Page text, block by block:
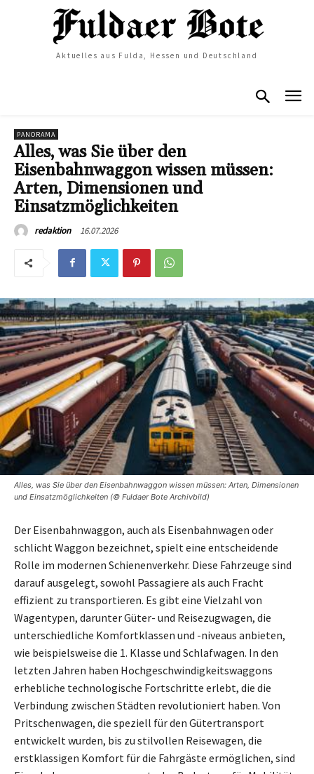
Aktuelles aus Fulda, Hessen und Deutschland
PANORAMA
Alles, was Sie über den
Eisenbahnwaggon wissen müssen:
Arten, Dimensionen und
Einsatzmöglichkeiten
redaktion 16.07.2026
Alles, was Sie über den Eisenbahnwaggon wissen müssen: Arten, Dimensionen
und Einsatzmöglichkeiten (© Fuldaer Bote Archivbild)
Der Eisenbahnwaggon, auch als Eisenbahnwagen oder
schlicht Waggon bezeichnet, spielt eine entscheidende
Rolle im modernen Schienenverkehr. Diese Fahrzeuge sind
darauf ausgelegt, sowohl Passagiere als auch Fracht
effizient zu transportieren. Es gibt eine Vielzahl von
Wagentypen, darunter Güter- und Reisezugwagen, die
unterschiedliche Komfortklassen und -niveaus anbieten,
wie beispielsweise die 1. Klasse und Schlafwagen. In den
letzten Jahren haben Hochgeschwindigkeitswaggons
erhebliche technologische Fortschritte erlebt, die die
Verbindung zwischen Städten revolutioniert haben. Von
Pritschenwagen, die speziell für den Gütertransport
entwickelt wurden, bis zu stilvollen Reisewagen, die
erstklassigen Komfort für die Fahrgäste ermöglichen, sind